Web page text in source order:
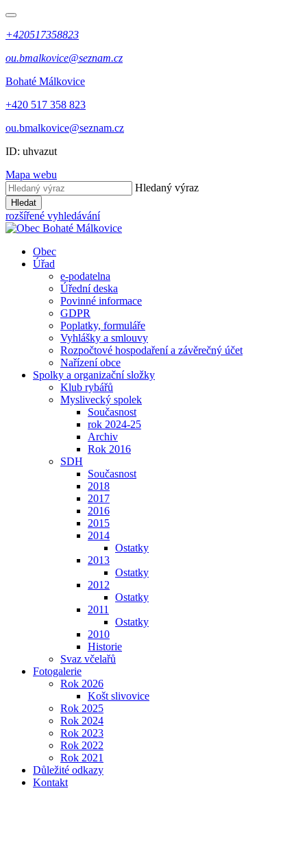
+420517358823
ou.bmalkovice@seznam.cz
Bohaté Málkovice
+420 517 358 823
ou.bmalkovice@seznam.cz
ID: uhvazut
Mapa webu
Hledaný výraz
Hledat
rozšířené vyhledávání
Obec
Úřad
e-podatelna
Úřední deska
Povinné informace
GDPR
Poplatky, formuláře
Vyhlášky a smlouvy
Rozpočtové hospodaření a závěrečný účet
Nařízení obce
Spolky a organizační složky
Klub rybářů
Myslivecký spolek
Současnost
rok 2024-25
Archiv
Rok 2016
SDH
Současnost
2018
2017
2016
2015
2014
Ostatky
2013
Ostatky
2012
Ostatky
2011
Ostatky
2010
Historie
Svaz včelařů
Fotogalerie
Rok 2026
Košt slivovice
Rok 2025
Rok 2024
Rok 2023
Rok 2022
Rok 2021
Důležité odkazy
Kontakt